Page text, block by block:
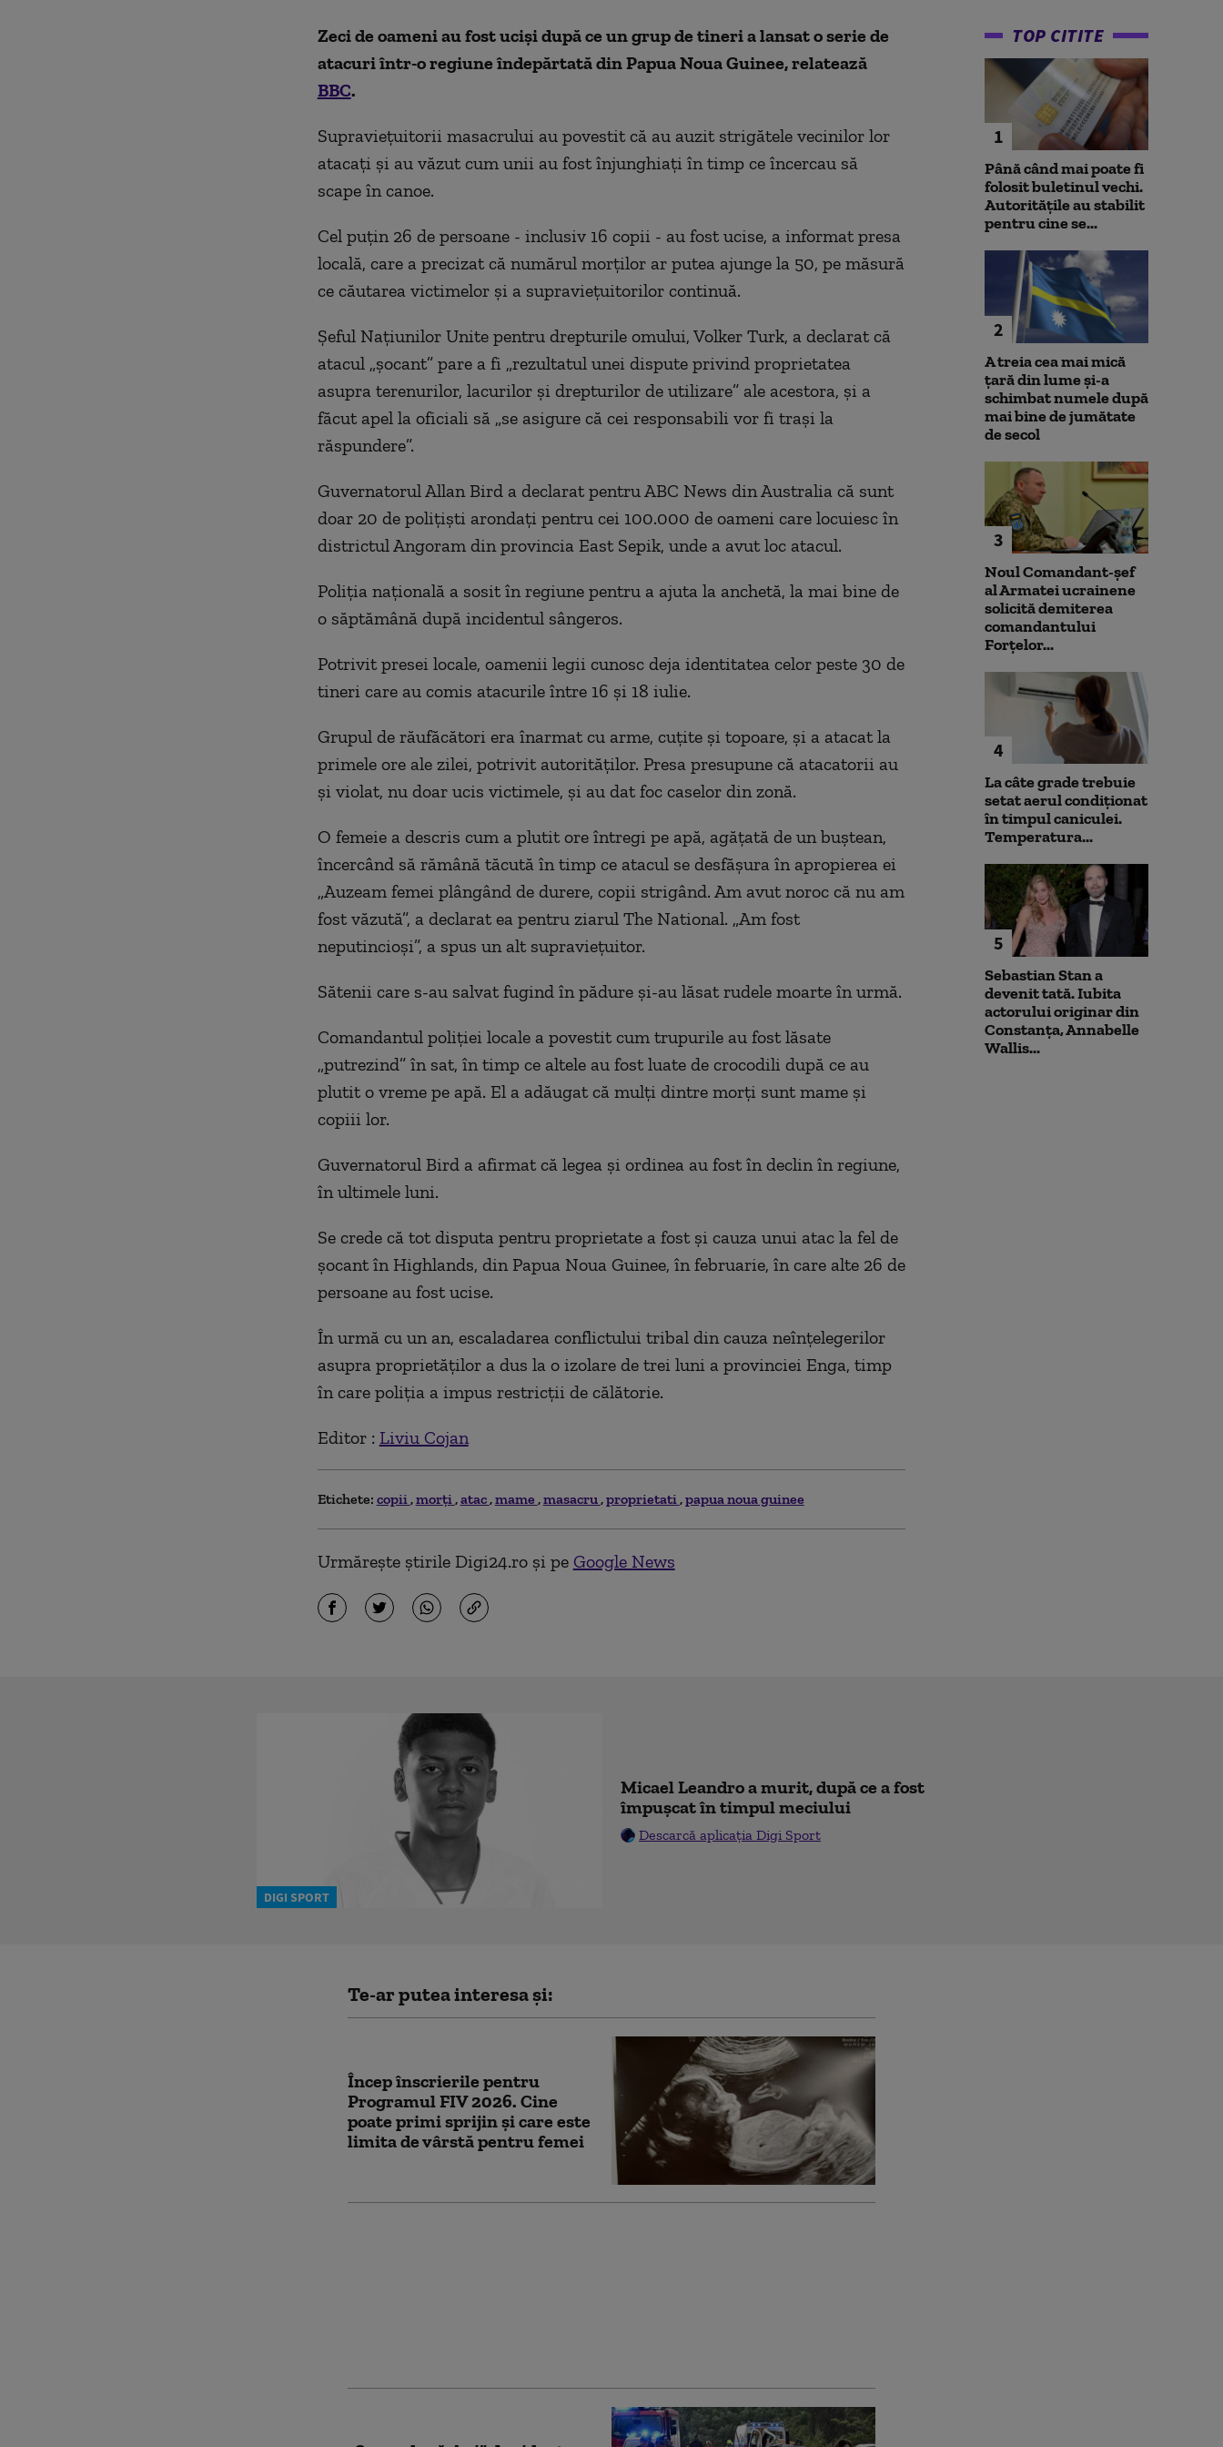
Zeci de oameni au fost uciși după ce un grup de tineri a lansat o serie de
atacuri într-o regiune îndepărtată din Papua Noua Guinee, relatează
BBC.
Supraviețuitorii masacrului au povestit că au auzit strigătele vecinilor lor
atacați și au văzut cum unii au fost înjunghiați în timp ce încercau să
scape în canoe.
Cel puțin 26 de persoane - inclusiv 16 copii - au fost ucise, a informat presa
locală, care a precizat că numărul morților ar putea ajunge la 50, pe măsură
ce căutarea victimelor și a supraviețuitorilor continuă.
Șeful Națiunilor Unite pentru drepturile omului, Volker Turk, a declarat că
atacul „șocant” pare a fi „rezultatul unei dispute privind proprietatea
asupra terenurilor, lacurilor și drepturilor de utilizare” ale acestora, și a
făcut apel la oficiali să „se asigure că cei responsabili vor fi trași la
răspundere”.
Guvernatorul Allan Bird a declarat pentru ABC News din Australia că sunt
doar 20 de polițiști arondați pentru cei 100.000 de oameni care locuiesc în
districtul Angoram din provincia East Sepik, unde a avut loc atacul.
Poliția națională a sosit în regiune pentru a ajuta la anchetă, la mai bine de
o săptămână după incidentul sângeros.
Potrivit presei locale, oamenii legii cunosc deja identitatea celor peste 30 de
tineri care au comis atacurile între 16 și 18 iulie.
Grupul de răufăcători era înarmat cu arme, cuțite și topoare, și a atacat la
primele ore ale zilei, potrivit autorităților. Presa presupune că atacatorii au
și violat, nu doar ucis victimele, și au dat foc caselor din zonă.
O femeie a descris cum a plutit ore întregi pe apă, agățată de un buștean,
încercând să rămână tăcută în timp ce atacul se desfășura în apropierea ei
„Auzeam femei plângând de durere, copii strigând. Am avut noroc că nu am
fost văzută”, a declarat ea pentru ziarul The National. „Am fost
neputincioși”, a spus un alt supraviețuitor.
Sătenii care s-au salvat fugind în pădure și-au lăsat rudele moarte în urmă.
Comandantul poliției locale a povestit cum trupurile au fost lăsate
„putrezind” în sat, în timp ce altele au fost luate de crocodili după ce au
plutit o vreme pe apă. El a adăugat că mulți dintre morți sunt mame și
copiii lor.
Guvernatorul Bird a afirmat că legea și ordinea au fost în declin în regiune,
în ultimele luni.
Se crede că tot disputa pentru proprietate a fost și cauza unui atac la fel de
șocant în Highlands, din Papua Noua Guinee, în februarie, în care alte 26 de
persoane au fost ucise.
În urmă cu un an, escaladarea conflictului tribal din cauza neînțelegerilor
asupra proprietăților a dus la o izolare de trei luni a provinciei Enga, timp
în care poliția a impus restricții de călătorie.
Editor : Liviu Cojan
Etichete: copii morți atac mame masacru proprietati papua noua guinee
Urmărește știrile Digi24.ro și pe Google News
TOP CITITE
1
Până când mai poate fi
folosit buletinul vechi.
Autoritățile au stabilit
pentru cine se...
2
A treia cea mai mică
țară din lume și-a
schimbat numele după
mai bine de jumătate
de secol
3
Noul Comandant-șef
al Armatei ucrainene
solicită demiterea
comandantului
Forțelor...
4
La câte grade trebuie
setat aerul condiționat
în timpul caniculei.
Temperatura...
5
Sebastian Stan a
devenit tată. Iubita
actorului originar din
Constanța, Annabelle
Wallis...
DIGI SPORT
Micael Leandro a murit, după ce a fost
împușcat în timpul meciului
Descarcă aplicația Digi Sport
Te-ar putea interesa și:
Încep înscrierile pentru
Programul FIV 2026. Cine
poate primi sprijin și care este
limita de vârstă pentru femei